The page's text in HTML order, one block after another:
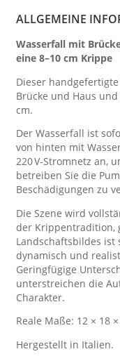
ALLGEMEINE
Wasserfall mit
eine 8–10 cm Krippe
Dieser
Brücke und Haus
cm.
Der Wasserfall ist
von hinten mit
220 V-Stromnetz an,
betreiben Sie die
Beschädigungen zu
Die Szene wird
der Krippentradition,
Landschaftsbildes ist
dynamisch und
Geringfügige
unterstreichen die
Charakter.
Reale Maße: 12 × 18
Hergestellt in Italien.